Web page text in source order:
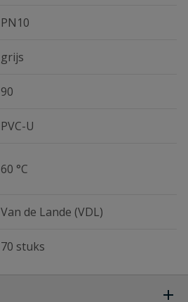
PN10
grijs
90
PVC-U
60 °C
Van de Lande (VDL)
70 stuks